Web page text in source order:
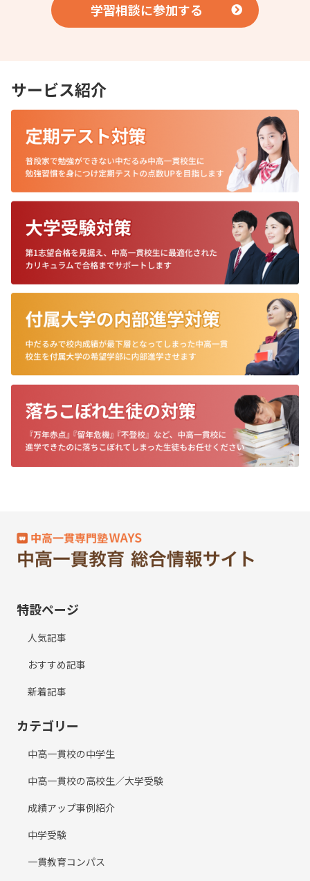
学習相談に参加する
サービス紹介
特設ページ
人気記事
おすすめ記事
新着記事
カテゴリー
中高一貫校の中学生
中高一貫校の高校生／大学受験
成績アップ事例紹介
中学受験
一貫教育コンパス